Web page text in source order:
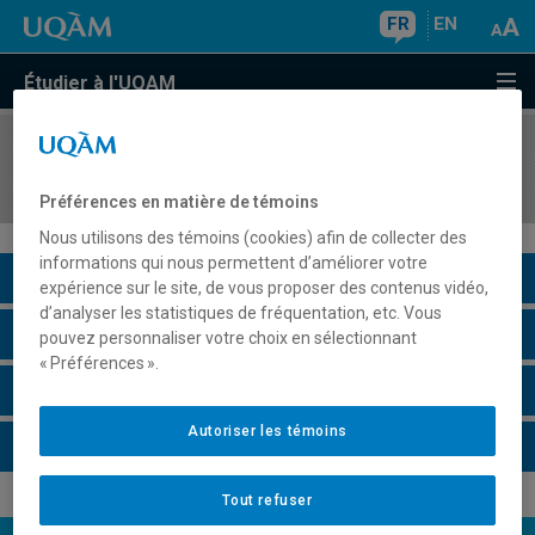
FR EN
Étudier à l'UQAM
COURS//
Description du cours
Horaire - Été 2026
Préférences en matière de témoins
Nous utilisons des témoins (cookies) afin de collecter des
informations qui nous permettent d’améliorer votre
expérience sur le site, de vous proposer des contenus vidéo,
d’analyser les statistiques de fréquentation, etc. Vous
pouvez personnaliser votre choix en sélectionnant
« Préférences ».
Tout refuser
Autoriser les témoins